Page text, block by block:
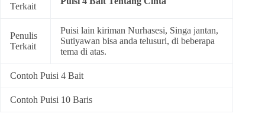
Terkait
Penulis
Terkait
Puisi lain kiriman Nurhasesi, Singa jantan,
Sutiyawan bisa anda telusuri, di beberapa
tema di atas.
Contoh Puisi 4 Bait
Contoh Puisi 10 Baris